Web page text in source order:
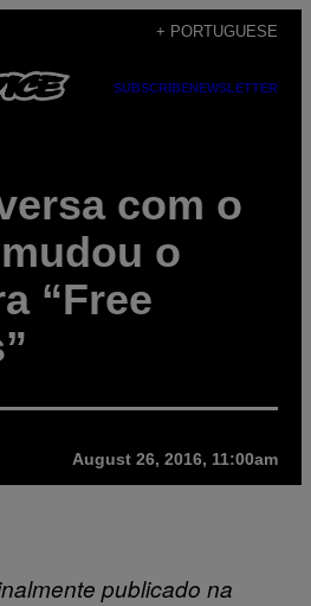
+ PORTUGUESE
SUBSCRIBENEWSLETTER
com o
o
“Free
August 26, 2016, 11:00am
publicado na